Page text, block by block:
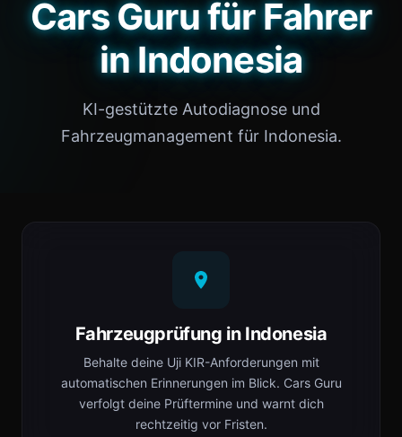
Cars Guru für Fahrer
in Indonesia
KI-gestützte Autodiagnose und
Fahrzeugmanagement für Indonesia.
Fahrzeugprüfung in Indonesia
Behalte deine Uji KIR-Anforderungen mit
automatischen Erinnerungen im Blick. Cars Guru
verfolgt deine Prüftermine und warnt dich
rechtzeitig vor Fristen.